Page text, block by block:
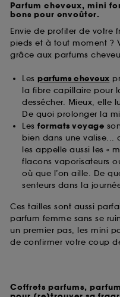
Parfum cheveux, mini
bons pour envoûter.
Envie de profiter de votre
pieds et à tout moment ?
grâce aux parfums
Les parfums cheveux
la fibre capillaire pour
dessécher. Mieux, elle
De quoi prolonger la
Les formats voyage
bien dans une valise...
les appelle aussi les «
flacons vaporisateurs
où que l’on aille. De
senteurs dans la
Ces tailles sont aussi
parfum femme sans se
un premier pas, les mini
de confirmer votre coup
Coffrets parfums,